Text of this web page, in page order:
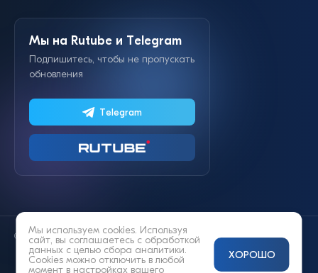
Мы на Rutube и Telegram
Подпишитесь, чтобы не пропускать
обновления
Telegram
© 2014—2026 «Lifestyle»
Мы используем cookies. Используя
сайт, вы соглашаетесь с обработкой
данных с целью сбора аналитики.
Cookies можно отключить в любой
момент в настройках вашего
ХОРОШО